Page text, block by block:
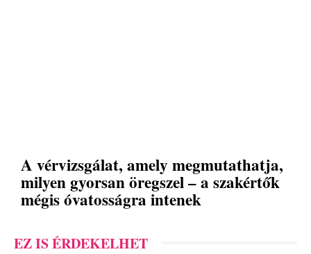
A vérvizsgálat, amely megmutathatja,
milyen gyorsan öregszel – a szakértők
mégis óvatosságra intenek
EZ IS ÉRDEKELHET